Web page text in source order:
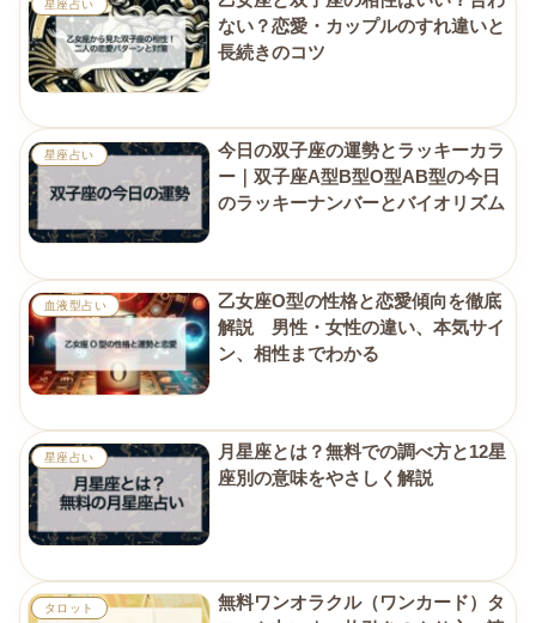
星座占い
ない？恋愛・カップルのすれ違いと
長続きのコツ
星座占い
今日の双子座の運勢とラッキーカラ
ー｜双子座A型B型O型AB型の今日
のラッキーナンバーとバイオリズム
血液型占い
乙女座O型の性格と恋愛傾向を徹底
解説 男性・女性の違い、本気サイ
ン、相性までわかる
星座占い
月星座とは？無料での調べ方と12星
座別の意味をやさしく解説
タロット
無料ワンオラクル（ワンカード）タ